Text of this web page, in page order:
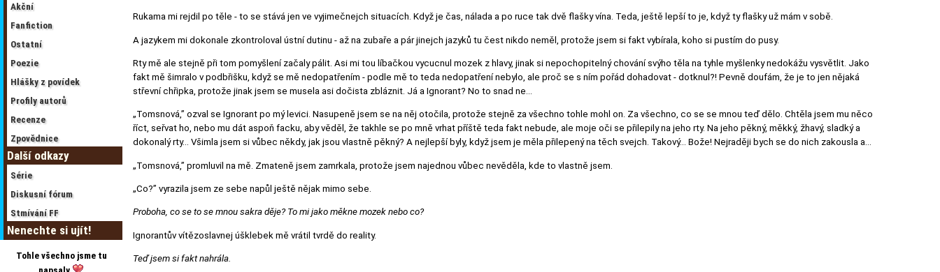
Akční
Fanfiction
Ostatní
Poezie
Hlášky z povídek
Profily autorů
Recenze
Zpovědnice
Další odkazy
Série
Diskusní fórum
Stmívání FF
Nenechte si ujít!
Tohle všechno jsme tu
Rukama mi rejdil po těle - to se stává jen ve vyjimečnejch situacích. Když je čas, nálada a po ruce tak dvě flašky vína. Teda, ještě lepší to je, když ty flašky už mám v sobě.
A jazykem mi dokonale zkontroloval ústní dutinu - až na zubaře a pár jinejch jazyků tu čest nikdo neměl, protože jsem si fakt vybírala, koho si pustím do pusy.
Rty mě ale stejně při tom pomyšlení začaly pálit. Asi mi tou líbačkou vycucnul mozek z hlavy, jinak si nepochopitelný chování svýho těla na tyhle myšlenky nedokážu vysvětlit. Jako
fakt mě šimralo v podbřišku, když se mě nedopatřením - podle mě to teda nedopatření nebylo, ale proč se s ním pořád dohadovat - dotknul?! Pevně doufám, že je to jen nějaká
střevní chřipka, protože jinak jsem se musela asi dočista zbláznit. Já a Ignorant? No to snad ne…
„Tomsnová,” ozval se Ignorant po mý levici. Nasupeně jsem se na něj otočila, protože stejně za všechno tohle mohl on. Za všechno, co se se mnou teď dělo. Chtěla jsem mu něco
říct, seřvat ho, nebo mu dát aspoň facku, aby věděl, že takhle se po mně vrhat příště teda fakt nebude, ale moje oči se přilepily na jeho rty. Na jeho pěkný, měkký, žhavý, sladký a
dokonalý rty… Všimla jsem si vůbec někdy, jak jsou vlastně pěkný? A nejlepší byly, když jsem je měla přilepený na těch svejch. Takový… Bože! Nejraději bych se do nich zakousla a…
„Tomsnová,” promluvil na mě. Zmateně jsem zamrkala, protože jsem najednou vůbec nevěděla, kde to vlastně jsem.
„Co?” vyrazila jsem ze sebe napůl ještě nějak mimo sebe.
Proboha, co se to se mnou sakra děje? To mi jako měkne mozek nebo co?
Ignorantův vítězoslavnej úšklebek mě vrátil tvrdě do reality.
Teď jsem si fakt nahrála.